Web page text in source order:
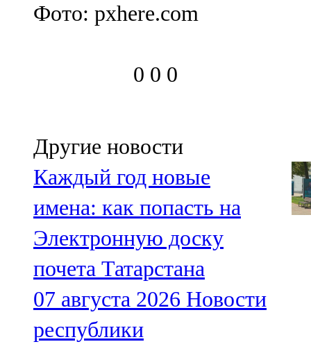
Фото: pxhere.com
0 0 0
Другие новости
Каждый год новые
имена: как попасть на
Электронную доску
почета Татарстана
07 августа 2026 Новости
республики